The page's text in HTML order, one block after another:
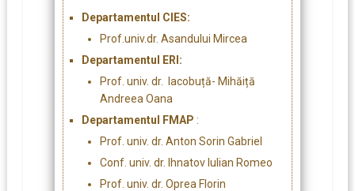
Departamentul CIES:
Prof.univ.dr. Asandului Mircea
Departamentul ERI:
Prof. univ. dr. Iacobuță- Mihăiță
Andreea Oana
Departamentul FMAP :
Prof. univ. dr. Anton Sorin Gabriel
Conf. univ. dr. Ihnatov Iulian Romeo
Prof. univ. dr. Oprea Florin